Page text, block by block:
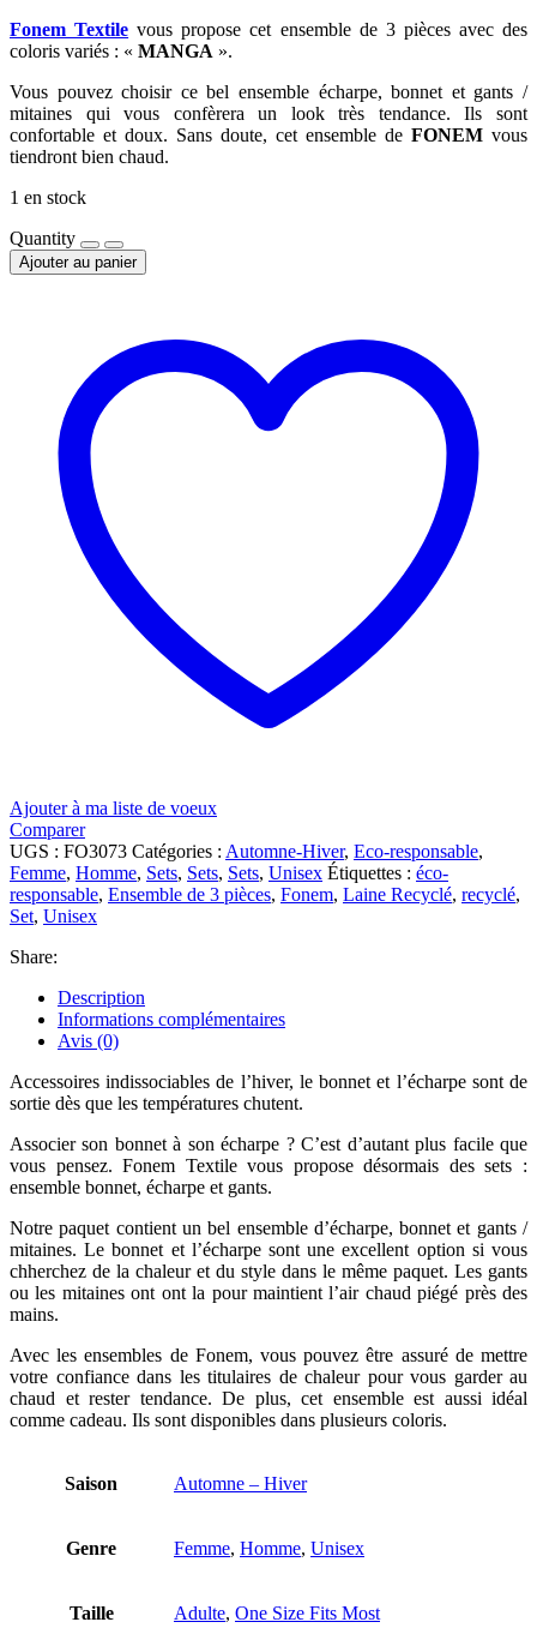
Fonem Textile vous propose cet ensemble de 3 pièces avec des
coloris variés : « MANGA ».
Vous pouvez choisir ce bel ensemble écharpe, bonnet et gants /
mitaines qui vous confèrera un look très tendance. Ils sont
confortable et doux. Sans doute, cet ensemble de FONEM vous
tiendront bien chaud.
1 en stock
Quantity
Ajouter au panier
Ajouter à ma liste de voeux
Comparer
UGS : FO3073 Catégories : Automne-Hiver, Eco-responsable,
Femme, Homme, Sets, Sets, Sets, Unisex Étiquettes : éco-
responsable, Ensemble de 3 pièces, Fonem, Laine Recyclé, recyclé,
Set, Unisex
Share:
Description
Informations complémentaires
Avis (0)
Accessoires indissociables de l’hiver, le bonnet et l’écharpe sont de
sortie dès que les températures chutent.
Associer son bonnet à son écharpe ? C’est d’autant plus facile que
vous pensez. Fonem Textile vous propose désormais des sets :
ensemble bonnet, écharpe et gants.
Notre paquet contient un bel ensemble d’écharpe, bonnet et gants /
mitaines. Le bonnet et l’écharpe sont une excellent option si vous
chherchez de la chaleur et du style dans le même paquet. Les gants
ou les mitaines ont ont la pour maintient l’air chaud piégé près des
mains.
Avec les ensembles de Fonem, vous pouvez être assuré de mettre
votre confiance dans les titulaires de chaleur pour vous garder au
chaud et rester tendance. De plus, cet ensemble est aussi idéal
comme cadeau. Ils sont disponibles dans plusieurs coloris.
Saison Automne – Hiver
Genre Femme, Homme, Unisex
Taille Adulte, One Size Fits Most